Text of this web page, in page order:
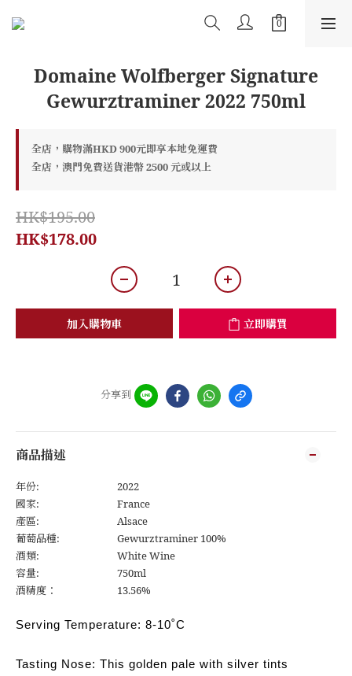
Domaine Wolfberger Signature
Gewurztraminer 2022 750ml
全店，購物滿HKD 900元即享本地免運費
全店，澳門免費送貨港幣 2500 元或以上
HK$195.00
HK$178.00
加入購物車 立即購買
分享到
商品描述
年份:
2022
國家:
France
產區:
Alsace
葡萄品種:
Gewurztraminer 100%
酒類:
White Wine
容量:
750ml
酒精度：
13.56%
Serving Temperature: 8-10˚C
Tasting Nose: This golden pale with silver tints